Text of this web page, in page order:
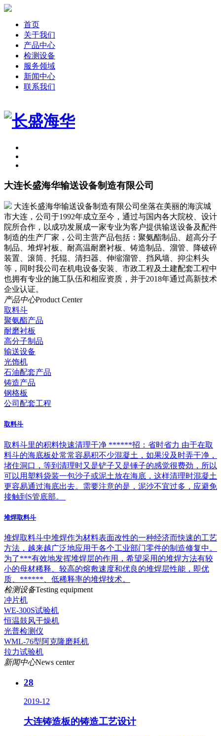
首页
关于我们
产品中心
检测设备
服务领域
新闻中心
联系我们
大连长盛海华输送设备制造有限公司
大连长盛海华输送设备制造有限公司坐落在美丽的海滨城
市大连，公司于1992年成立至今，通过与国内各大院校、设计
院所合作，以成功发展成一家专业为客户提供输送设备及配件
制造的生产厂家，公司主营产品包括：聚氨酯制品、超高分子
制品、堆焊衬板、耐高温耐磨衬板、铸造制品、溜管、降破碎
装置、滚筒、托辊、清扫器、伸缩溜管、挡风墙、抑尘料头
等，同时我公司在机电设备安装、市政工程及土建配套工程中
也拥有专业的施工队伍和相应资质，并于2018年通过高新技术
企业认证。
产品中心Product Center
取料斗
聚氨酯产品
耐磨衬板
高分子制品
输送设备
光饰机
石油配套产品
铸造产品
钢格板
公司配套工程
取料斗
取料斗里的积料快速清理干净 ******招：省时省力 由于在取
料斗的海底板处常常容易积不少混凝土，如果没及时弄干净，
堵住洞口，等到清理时又是铲子又是锤子的感觉很费劲，所以
可以用塑料袋装一包沙子或泥土放在海底，这样清理时混凝土
更容易通过海底出去。需要注意的是，泥沙不宜过多，应避免
接触到S管底部。
堆焊取料斗
堆焊取料斗中堆焊作为材料表面改性的一种经济而快速的工艺
方法，越来越广泛地应用于各个工业部门零件的制造修复中。
为了***有效地发挥堆焊层的作用，希望采用的堆焊方法有较
小的母材稀释、较高的熔敷速度和优良的堆焊层性能，即优
质、******、低稀释率的堆焊技术。
检测设备Testing equipment
冲片机
WE-300S试验机
恒温鼓风干燥机
光普检测仪
WML-76型阿克隆磨耗机
拉力试验机
新闻中心News center
28
2019-12
大连铸造板的铸造工艺设计